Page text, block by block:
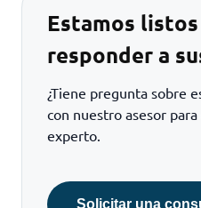
Estamos
responder a
¿Tiene pregunta sobre
con nuestro asesor
experto.
Solicitar una